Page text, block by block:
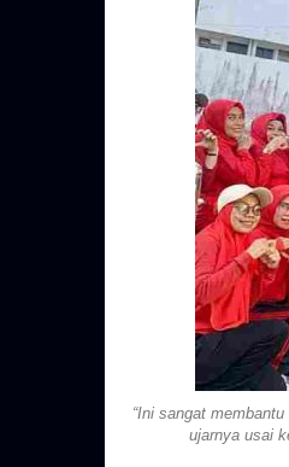
“Ini sangat
ujarnya usai